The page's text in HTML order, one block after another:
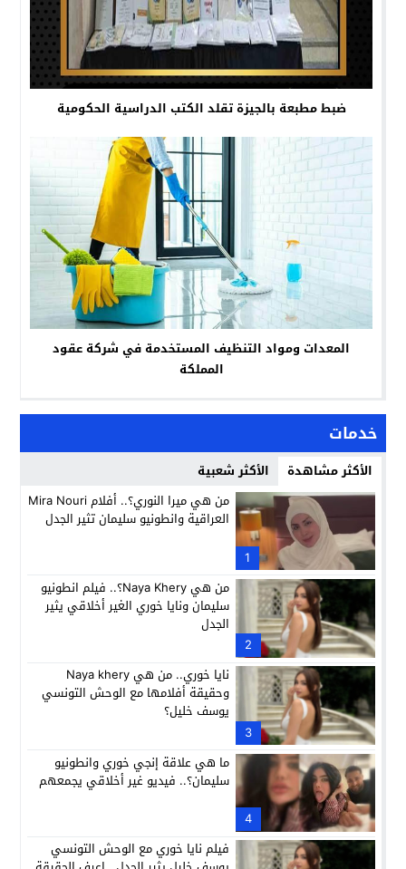
ضبط مطبعة بالجيزة تقلد الكتب الدراسية الحكومية
المعدات ومواد التنظيف المستخدمة في شركة عقود
المملكة
خدمات
الأكثر مشاهدة الأكثر شعبية
1
من هي ميرا النوري؟.. أفلام Mira Nouri
العراقية وانطونيو سليمان تثير الجدل
2
من هي Naya Khery؟.. فيلم انطونيو
سليمان ونايا خوري الغير أخلاقي يثير
الجدل
3
نايا خوري.. من هي Naya khery
وحقيقة أفلامها مع الوحش التونسي
يوسف خليل؟
4
ما هي علاقة إنجي خوري وانطونيو
سليمان؟.. فيديو غير أخلاقي يجمعهم
فيلم نايا خوري مع الوحش التونسي